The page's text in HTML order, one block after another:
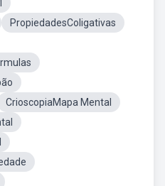
PropiedadesColigativas
CrioscopiaMapa Mental